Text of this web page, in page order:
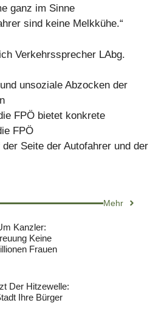
ganz im Sinne
sind keine Melkkühe.“
Verkehrssprecher LAbg.
unsoziale Abzocken der
FPÖ bietet konkrete
FPÖ
Seite der Autofahrer und der
Mehr
Kanzler:
Keine
Frauen
Der Hitzewelle:
Ihre Bürger